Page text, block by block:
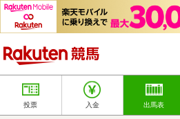
投票 入金 出馬表